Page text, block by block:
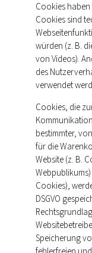
Cookies
Cookies sind
würden (z. B.
von Videos).
des
verwendet
Cookies, die
bestimmter,
für die
Website (z. B.
Cookies),
DSGVO
Speicherung